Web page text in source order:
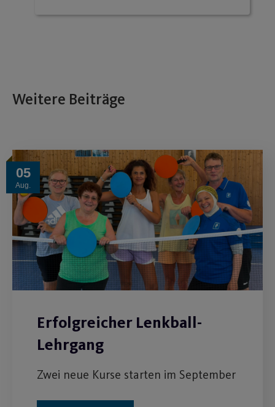
Weitere Beiträge
05
Aug.
Erfolgreicher Lenkball-
Lehrgang
Zwei neue Kurse starten im September